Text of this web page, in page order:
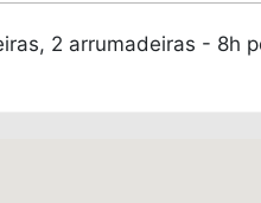
2 arrumadeiras - 8h